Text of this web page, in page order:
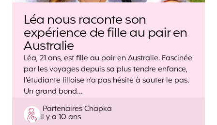
Léa nous raconte son
expérience de fille au pair en
Australie
Léa, 21 ans, est fille au pair en Australie. Fascinée
par les voyages depuis sa plus tendre enfance,
l’étudiante lilloise n’a pas hésité à sauter le pas.
Un grand bond…
Posted
by
Partenaires Chapka
il y a 10 ans